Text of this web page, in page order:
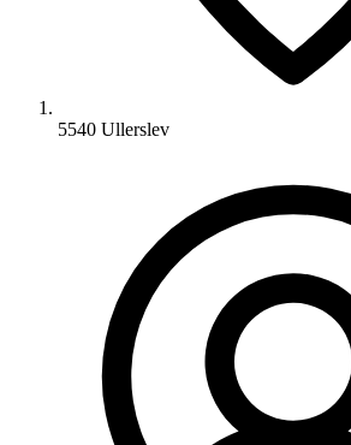
5540 Ullerslev